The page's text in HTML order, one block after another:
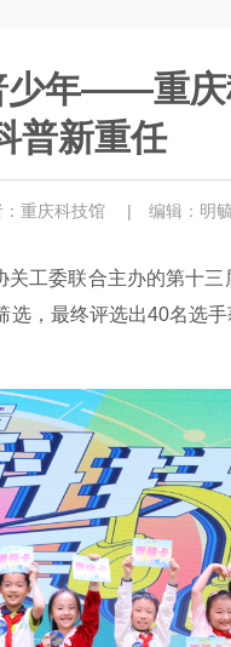
少年——重庆
普新重任
重庆科技馆 | 编辑：明
工委联合主办的第十
，最终评选出40名选